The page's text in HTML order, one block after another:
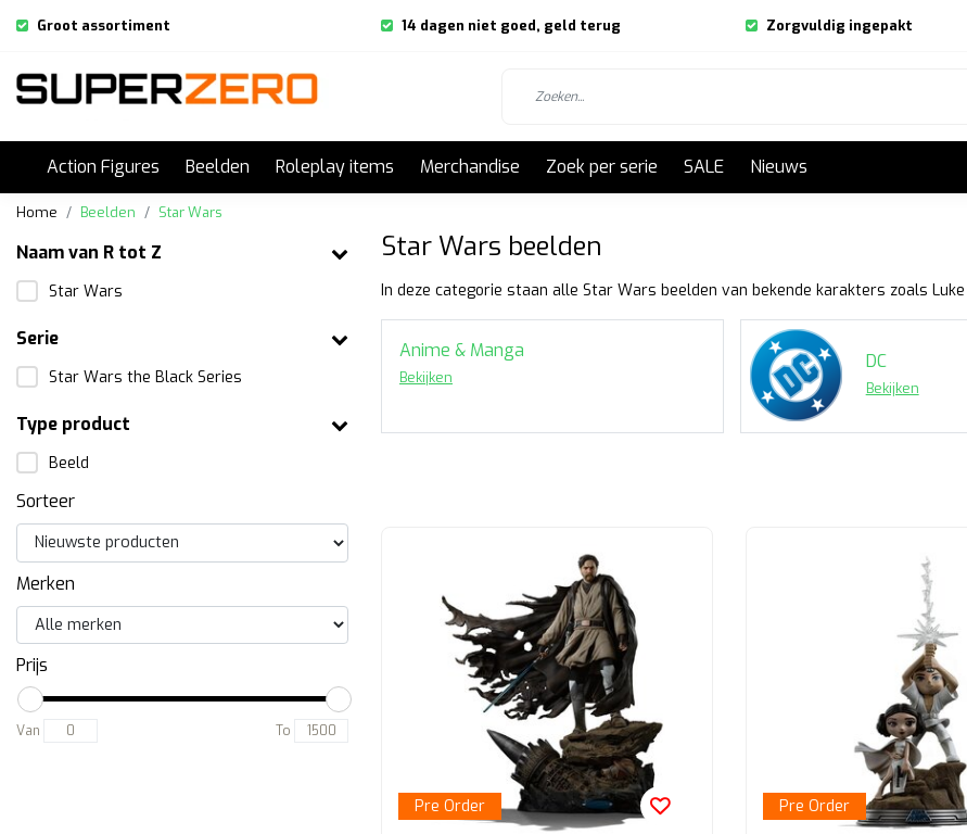
Groot assortiment 14 dagen niet goed, geld terug Zorgvuldig ingepakt
Action Figures Beelden Roleplay items Merchandise Zoek per serie SALE Nieuws
Home Beelden Star Wars
Naam van R tot Z
Star Wars
Serie
Star Wars the Black Series
Type product
Beeld
Sorteer
Merken
Prijs
Van To
Star Wars beelden
In deze categorie staan alle Star Wars beelden van bekende karakters zoals
Overig
Bekijken
Anime & Manga
Bekijken
DC
Bekijken
Pre Order Pre Order